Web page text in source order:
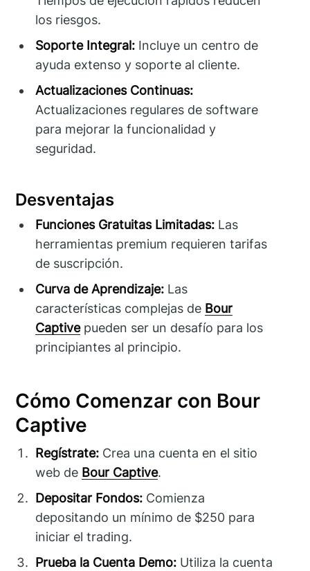
los riesgos.
Soporte Integral: Incluye un centro de
ayuda extenso y soporte al cliente.
Actualizaciones Continuas:
Actualizaciones regulares de software
para mejorar la funcionalidad y
seguridad.
Desventajas
Funciones Gratuitas Limitadas: Las
herramientas premium requieren tarifas
de suscripción.
Curva de Aprendizaje: Las
características complejas de Bour
Captivepueden ser un desafío para los
principiantes al principio.
Cómo Comenzar con Bour
Captive
Regístrate: Crea una cuenta en el sitio
web de Bour Captive.
Depositar Fondos: Comienza
depositando un mínimo de $250 para
iniciar el trading.
Prueba la Cuenta Demo: Utiliza la cuenta